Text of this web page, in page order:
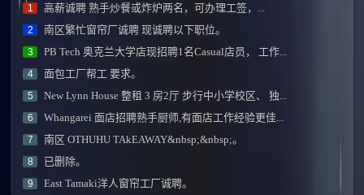
1 高薪诚聘 熟手炒餐或炸炉两名，可办理工签，...
2 南区繁忙窗帘厂诚聘 现诚聘以下职位。
3 PB Tech 奥克兰大学店现招聘1名Casual店员， 工作...
4 面包工厂帮工 要求。
5 New Lynn House 整租 3 房2厅 步行中小学校区、 独...
6 Whangarei 面店招聘熟手厨师,有面店工作经验更佳...
7 南区 OTHUHU TAkEAWAY&nbsp;&nbsp;。
8 已删除。
9 East Tamaki洋人窗帘工厂诚聘。